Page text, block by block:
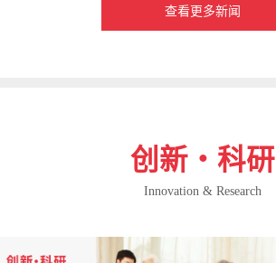
查看更多新闻
创新・科研
Innovation & Research